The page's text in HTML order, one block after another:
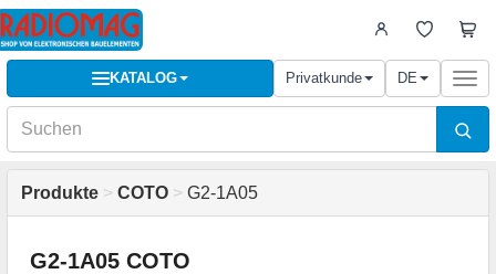
KATALOG Privatkunde DE
Produkte > COTO > G2-1A05
G2-1A05 COTO